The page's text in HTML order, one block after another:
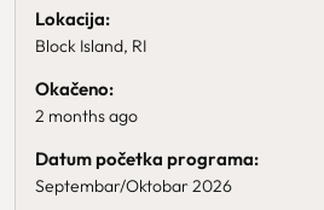
Lokacija:
Block Island, RI
Okačeno:
2 months ago
Datum početka programa:
Septembar/Oktobar 2026